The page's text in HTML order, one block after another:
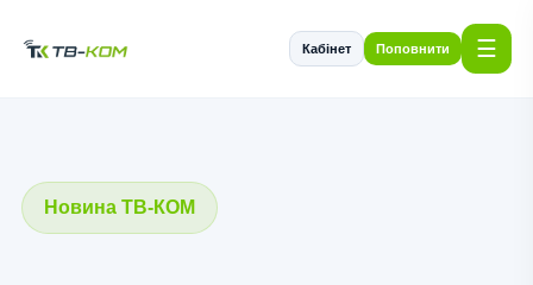
Кабінет Поповнити ☰
Новина ТВ-КОМ